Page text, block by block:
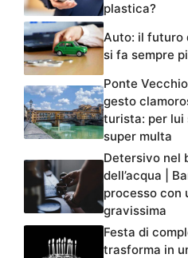
plastica?
Auto: il futuro
si fa sempre
Ponte
gesto
turista: per lui
super multa
Detersivo nel
dell’acqua |
processo con
gravissima
Festa di
trasforma in